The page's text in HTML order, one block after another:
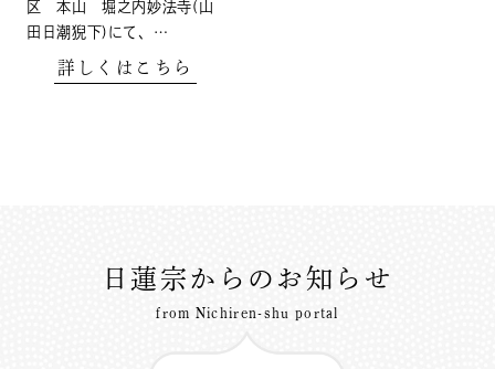
区 本山 堀之内妙法寺(山
田日潮猊下)にて、…
詳しくはこちら
日蓮宗からのお知らせ
from Nichiren-shu portal